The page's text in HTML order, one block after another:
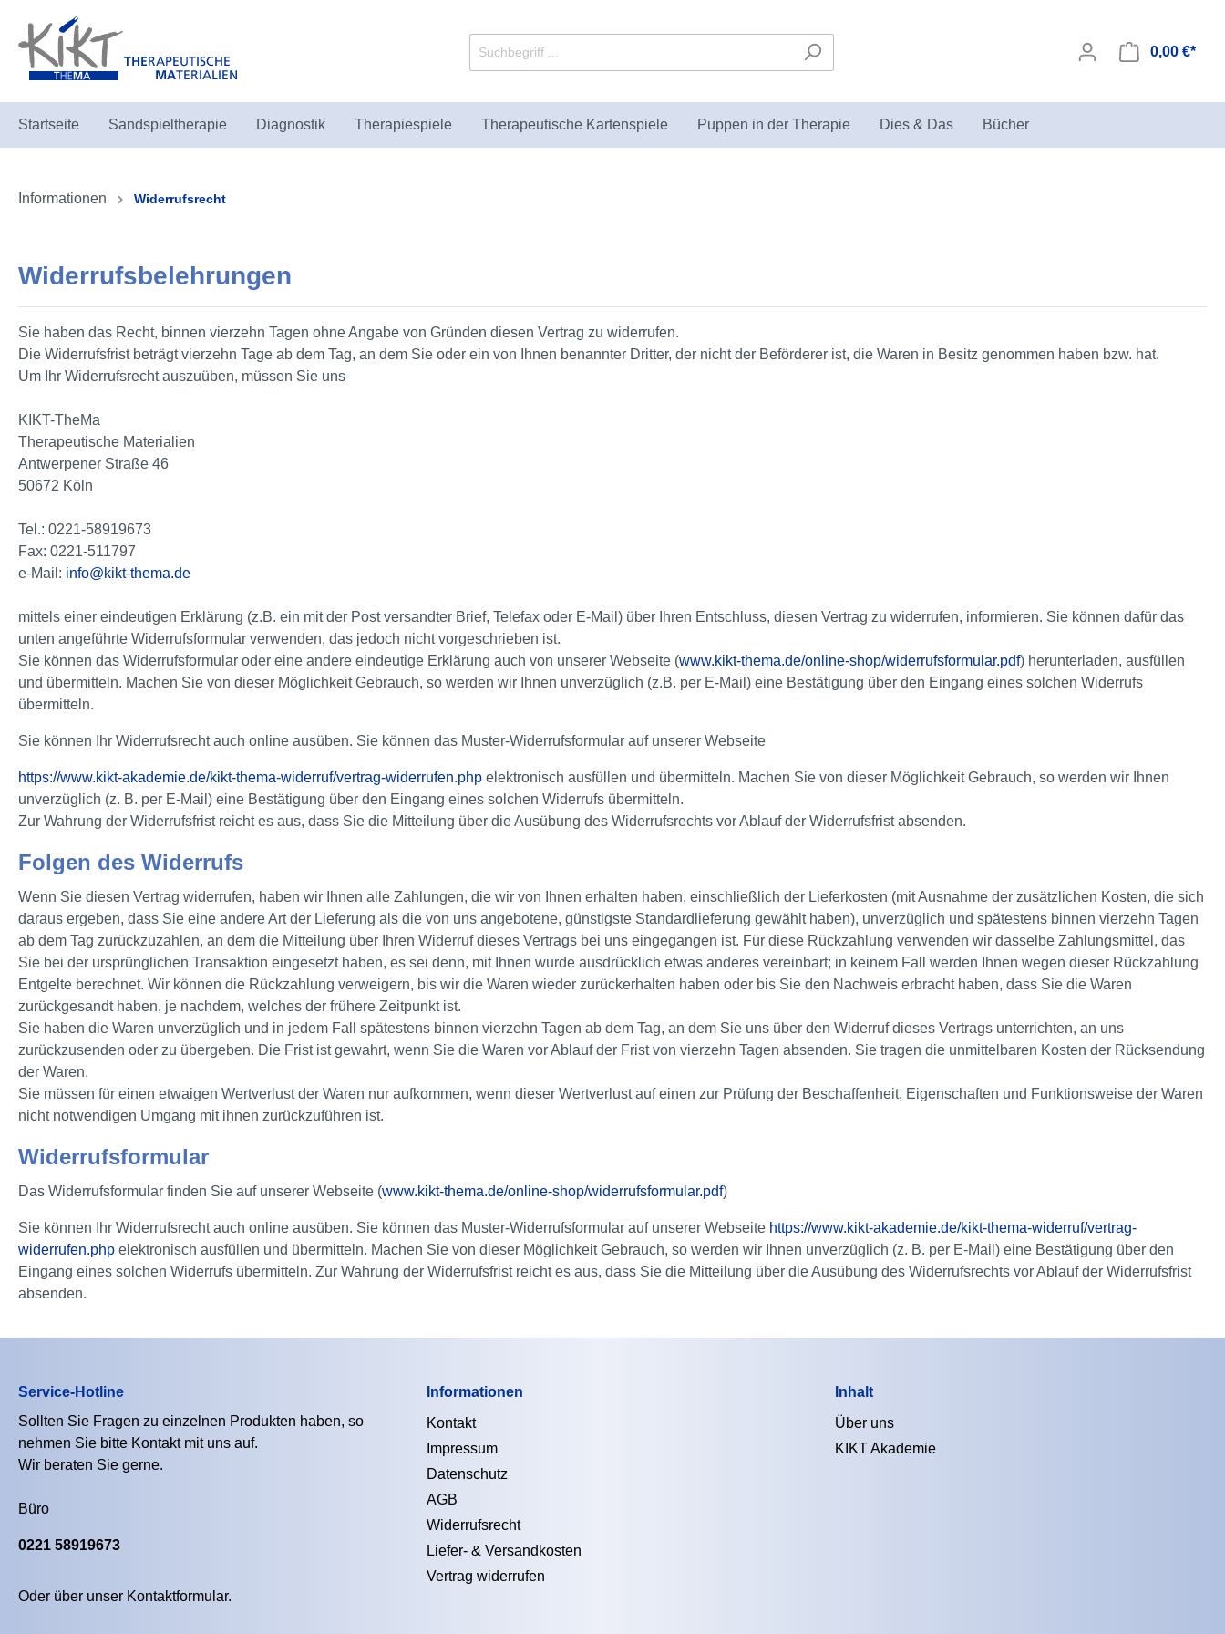
0,00 €*
Startseite Sandspieltherapie Diagnostik Therapiespiele Therapeutische Kartenspiele Puppen in der Therapie Dies & Das Bücher
Infos zur Kategorie Sandspieltherapie
Infos zur Kategorie Diagnostik
Infos zur Kategorie Puppen in der Therapie
Infos zur Kategorie Dies & Das
Infos zur Kategorie Bücher
Informationen Widerrufsrecht
Widerrufsbelehrungen
Sie haben das Recht, binnen vierzehn Tagen ohne Angabe von Gründen diesen Vertrag zu widerrufen.
Die Widerrufsfrist beträgt vierzehn Tage ab dem Tag, an dem Sie oder ein von Ihnen benannter Dritter, der nicht der Beförderer ist, die Waren in Besitz genommen haben bzw. hat.
Um Ihr Widerrufsrecht auszuüben, müssen Sie uns
KIKT-TheMa
Therapeutische Materialien
Antwerpener Straße 46
50672 Köln
Tel.: 0221-58919673
Fax: 0221-511797
e-Mail: info@kikt-thema.de
mittels einer eindeutigen Erklärung (z.B. ein mit der Post versandter Brief, Telefax oder E-Mail) über Ihren Entschluss, diesen Vertrag zu widerrufen, informieren. Sie können dafür das
unten angeführte Widerrufsformular verwenden, das jedoch nicht vorgeschrieben ist.
Sie können das Widerrufsformular oder eine andere eindeutige Erklärung auch von unserer Webseite (www.kikt-thema.de/online-shop/widerrufsformular.pdf) herunterladen, ausfüllen
und übermitteln. Machen Sie von dieser Möglichkeit Gebrauch, so werden wir Ihnen unverzüglich (z.B. per E-Mail) eine Bestätigung über den Eingang eines solchen Widerrufs
übermitteln.
Sie können Ihr Widerrufsrecht auch online ausüben. Sie können das Muster-Widerrufsformular auf unserer Webseite
https://www.kikt-akademie.de/kikt-thema-widerruf/vertrag-widerrufen.php elektronisch ausfüllen und übermitteln. Machen Sie von dieser Möglichkeit Gebrauch, so werden wir Ihnen
unverzüglich (z. B. per E-Mail) eine Bestätigung über den Eingang eines solchen Widerrufs übermitteln.
Zur Wahrung der Widerrufsfrist reicht es aus, dass Sie die Mitteilung über die Ausübung des Widerrufsrechts vor Ablauf der Widerrufsfrist absenden.
Folgen des Widerrufs
Wenn Sie diesen Vertrag widerrufen, haben wir Ihnen alle Zahlungen, die wir von Ihnen erhalten haben, einschließlich der Lieferkosten (mit Ausnahme der zusätzlichen Kosten, die sich
daraus ergeben, dass Sie eine andere Art der Lieferung als die von uns angebotene, günstigste Standardlieferung gewählt haben), unverzüglich und spätestens binnen vierzehn Tagen
ab dem Tag zurückzuzahlen, an dem die Mitteilung über Ihren Widerruf dieses Vertrags bei uns eingegangen ist. Für diese Rückzahlung verwenden wir dasselbe Zahlungsmittel, das
Sie bei der ursprünglichen Transaktion eingesetzt haben, es sei denn, mit Ihnen wurde ausdrücklich etwas anderes vereinbart; in keinem Fall werden Ihnen wegen dieser Rückzahlung
Entgelte berechnet. Wir können die Rückzahlung verweigern, bis wir die Waren wieder zurückerhalten haben oder bis Sie den Nachweis erbracht haben, dass Sie die Waren
zurückgesandt haben, je nachdem, welches der frühere Zeitpunkt ist.
Sie haben die Waren unverzüglich und in jedem Fall spätestens binnen vierzehn Tagen ab dem Tag, an dem Sie uns über den Widerruf dieses Vertrags unterrichten, an uns
zurückzusenden oder zu übergeben. Die Frist ist gewahrt, wenn Sie die Waren vor Ablauf der Frist von vierzehn Tagen absenden. Sie tragen die unmittelbaren Kosten der Rücksendung
der Waren.
Sie müssen für einen etwaigen Wertverlust der Waren nur aufkommen, wenn dieser Wertverlust auf einen zur Prüfung der Beschaffenheit, Eigenschaften und Funktionsweise der Waren
nicht notwendigen Umgang mit ihnen zurückzuführen ist.
Widerrufsformular
Das Widerrufsformular finden Sie auf unserer Webseite (www.kikt-thema.de/online-shop/widerrufsformular.pdf)
Sie können Ihr Widerrufsrecht auch online ausüben. Sie können das Muster-Widerrufsformular auf unserer Webseite https://www.kikt-akademie.de/kikt-thema-widerruf/vertrag-
widerrufen.php elektronisch ausfüllen und übermitteln. Machen Sie von dieser Möglichkeit Gebrauch, so werden wir Ihnen unverzüglich (z. B. per E-Mail) eine Bestätigung über den
Eingang eines solchen Widerrufs übermitteln. Zur Wahrung der Widerrufsfrist reicht es aus, dass Sie die Mitteilung über die Ausübung des Widerrufsrechts vor Ablauf der Widerrufsfrist
absenden.
Service-Hotline
Sollten Sie Fragen zu einzelnen Produkten haben, so
nehmen Sie bitte Kontakt mit uns auf.
Wir beraten Sie gerne.
Büro
0221 58919673
Oder über unser Kontaktformular.
Informationen
Kontakt
Impressum
Datenschutz
AGB
Widerrufsrecht
Liefer- & Versandkosten
Vertrag widerrufen
Inhalt
Über uns
KIKT Akademie